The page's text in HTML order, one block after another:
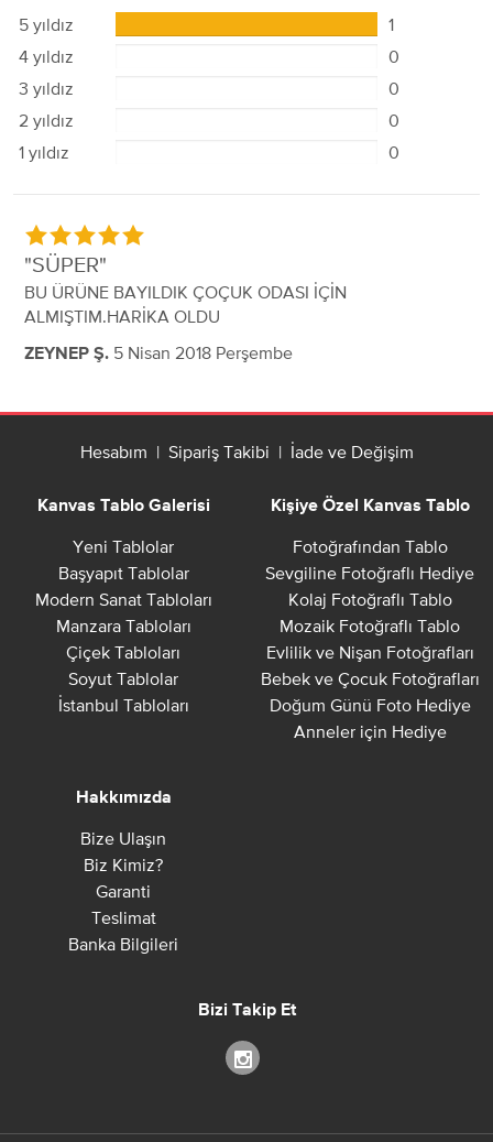
5 yıldız
1
4 yıldız
0
3 yıldız
0
2 yıldız
0
1 yıldız
0
SÜPER
BU ÜRÜNE BAYILDIK ÇOÇUK ODASI İÇİN
ALMIŞTIM.HARİKA OLDU
ZEYNEP Ş. 5 Nisan 2018 Perşembe
Hesabım | Sipariş Takibi | İade ve Değişim
Kanvas Tablo Galerisi
Yeni Tablolar
Başyapıt Tablolar
Modern Sanat Tabloları
Manzara Tabloları
Çiçek Tabloları
Soyut Tablolar
İstanbul Tabloları
Kişiye Özel Kanvas Tablo
Fotoğrafından Tablo
Sevgiline Fotoğraflı Hediye
Kolaj Fotoğraflı Tablo
Mozaik Fotoğraflı Tablo
Evlilik ve Nişan Fotoğrafları
Bebek ve Çocuk Fotoğrafları
Doğum Günü Foto Hediye
Anneler için Hediye
Hakkımızda
Bize Ulaşın
Biz Kimiz?
Garanti
Teslimat
Banka Bilgileri
Bizi Takip Et